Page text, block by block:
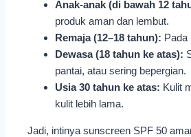
Anak-anak (di bawah 12
produk aman dan lembut.
Remaja (12–18 tahun): Pada
Dewasa (18 tahun ke atas):
pantai, atau sering bepergian.
Usia 30 tahun ke atas: Kulit
kulit lebih lama.
Jadi, intinya sunscreen SPF 50